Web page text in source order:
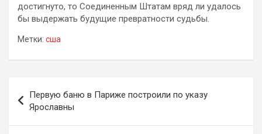
достигнуто, то Соединенным Штатам вряд ли удалось
бы выдержать будущие превратности судьбы.
Метки: сша
по
записям
Первую баню в Париже построили по указу
Ярославны